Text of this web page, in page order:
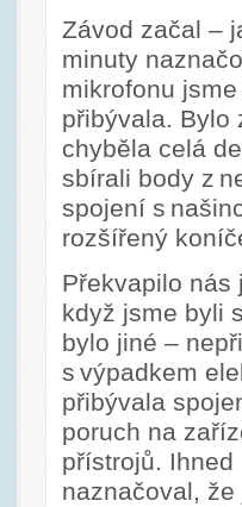
Závod začal –
minuty
mikrofonu
přibývala. Bylo
chyběla celá
sbírali body z
spojení s
rozšířený
Překvapilo
když jsme byli
bylo jiné –
s výpadkem
přibývala
poruch na
přístrojů.
naznačoval,